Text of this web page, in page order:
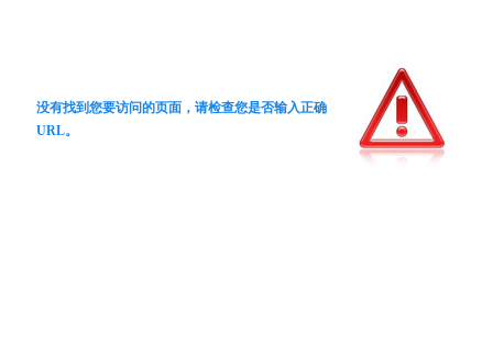
没有找到您要访问的页面，请检查您是否输入正确
URL。